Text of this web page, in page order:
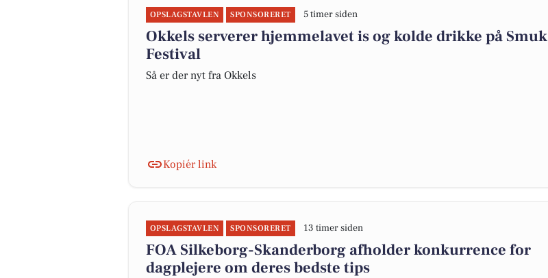
OPSLAGSTAVLEN SPONSORERET 5 timer siden
Okkels serverer hjemmelavet is og kolde drikke på Smuk
Festival
Så er der nyt fra Okkels
Kopiér link
OPSLAGSTAVLEN SPONSORERET 13 timer siden
FOA Silkeborg-Skanderborg afholder konkurrence for
dagplejere om deres bedste tips